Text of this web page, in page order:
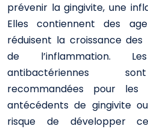
prévenir la gingivite, une
Elles contiennent des
réduisent la croissance
de l’inflammation.
antibactériennes
recommandées pour les
antécédents de gingivite
risque de développer